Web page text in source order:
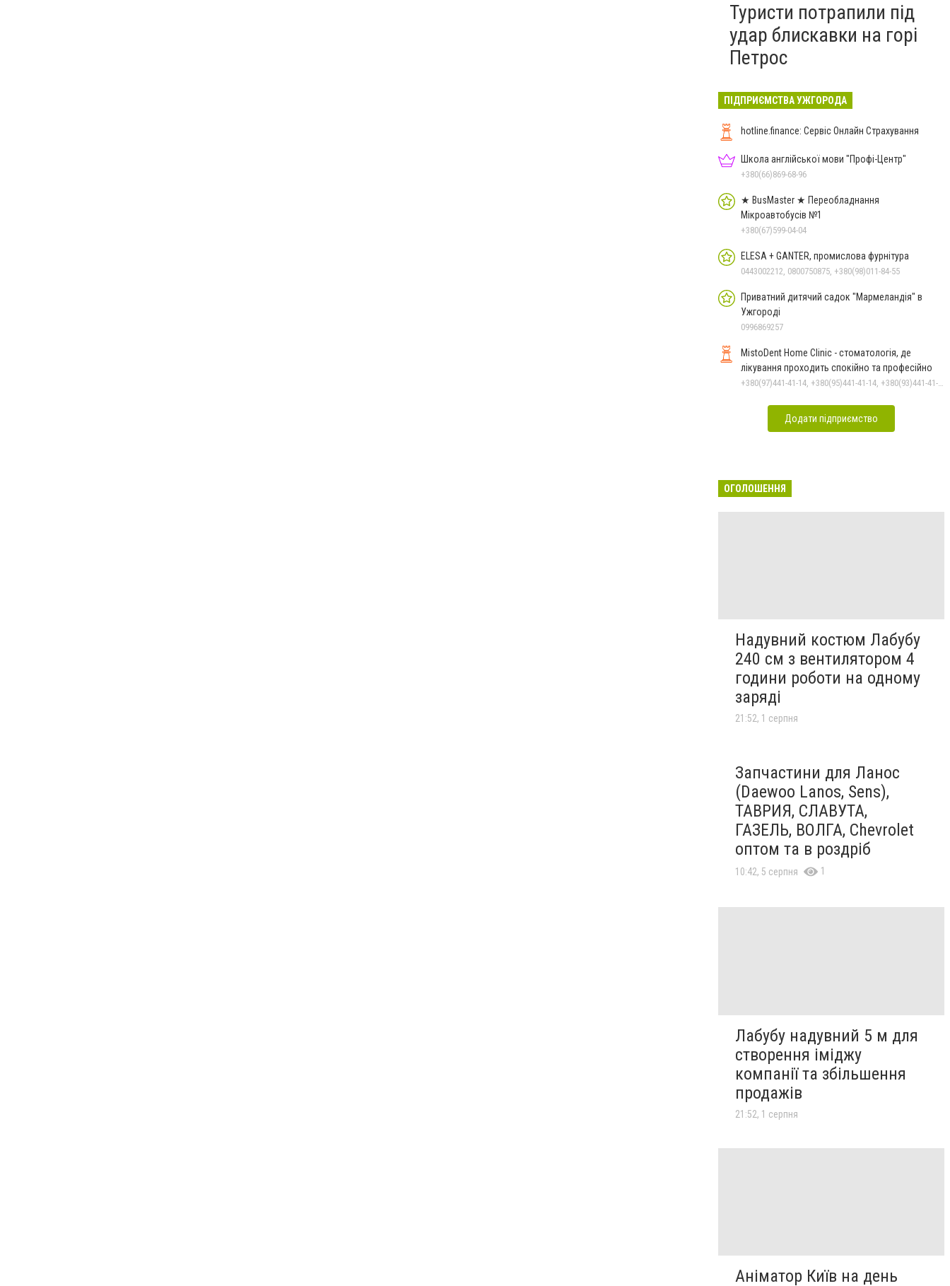
Туристи потрапили під
удар блискавки на горі
Петрос
ПІДПРИЄМСТВА УЖГОРОДА
hotline.finance: Сервіс Онлайн Страхування
Школа англійської мови "Профі-Центр"
+380(66)869-68-96
★ BusMaster ★ Переобладнання
Мікроавтобусів №1
+380(67)599-04-04
ELESA + GANTER, промислова фурнітура
0443002212, 0800750875, +380(98)011-84-55
Приватний дитячий садок "Мармеландія" в
Ужгороді
0996869257
MistoDent Home Clinic - стоматологія, де
лікування проходить спокійно та професійно
+380(97)441-41-14, +380(95)441-41-14, +380(93)441-41-14
Додати підприємство
ОГОЛОШЕННЯ
Надувний костюм Лабубу
240 см з вентилятором 4
години роботи на одному
заряді
21:52, 1 серпня
Запчастини для Ланос
(Daewoo Lanos, Sens),
ТАВРИЯ, СЛАВУТА,
ГАЗЕЛЬ, ВОЛГА, Chevrolet
оптом та в роздріб
10:42, 5 серпня 1
Лабубу надувний 5 м для
створення іміджу
компанії та збільшення
продажів
21:52, 1 серпня
Аніматор Київ на день